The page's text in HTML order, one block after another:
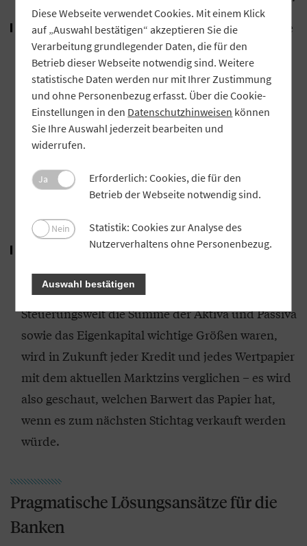
Steigende Eigenkapitalanforderungen: Temporäre
Wertverluste in den Eigenanlagen (Depot A), das
Zinsänderungsrisiko, mögliche Kreditrisiken
sowie steigende regulatorische Anforderungen
zwangen die Banken dazu, mehr Eigenkapital
vorzuhalten. Das mussten die Banken
entsprechend in ihrer Geschäftsstrategie
berücksichtigen. Außerdem schränkten höhere
Kapitalvorgaben die Möglichkeiten der
Kreditvergabe ein.
Die Umstellung von einer normativen auf eine
parallel gleichwertige barwertige Steuerung:
Während in der bisherigen normativen
Steuerungswelt die Summe der Aktiva und Passiva
sowie das Eigenkapital wichtige Größen waren,
wird in Zukunft jeder Kredit und jedes Wertpapier
mit dem aktuellen Marktzins verglichen – es wird
also geschaut, welchen Barwert das Papier hat,
wenn es zum nächsten Stichtag verkauft werden
würde.
Pragmatische Lösungsansätze für die
Banken
Diese Webseite verwendet Cookies. Mit einem Klick
auf „Auswahl bestätigen“ akzeptieren Sie die
Verarbeitung grundlegender Daten, die für den
Betrieb dieser Webseite notwendig sind. Weitere
statistische Daten werden nur mit Ihrer Zustimmung
und ohne Personenbezug erfasst. Über die Cookie-
Einstellungen in den Datenschutzhinweisen können
Sie Ihre Auswahl jederzeit bearbeiten und
widerrufen.
Ja
Erforderlich: Cookies, die für den
Betrieb der Webseite notwendig sind.
Nein
Statistik: Cookies zur Analyse des
Nutzerverhaltens ohne Personenbezug.
Auswahl bestätigen